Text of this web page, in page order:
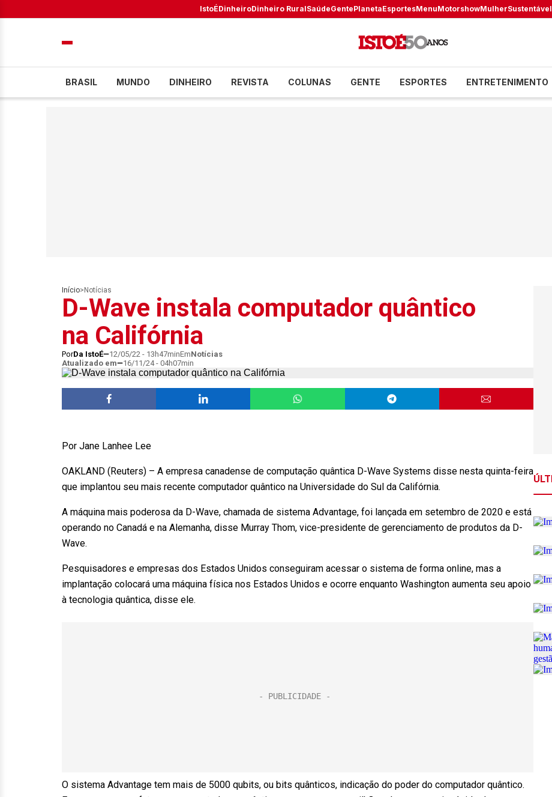
IstoÉDinheiroDinheiro RuralSaúdeGentePlanetaEsportesMenuMotorshowMulherSustentável
BRASIL MUNDO DINHEIRO REVISTA COLUNAS GENTE ESPORTES ENTRETENIMENTO
Início> Notícias
D-Wave instala computador quântico
na Califórnia
PorDa IstoÉ 12/05/22 - 13h47minEmNotícias
Atualizado em
16/11/24 - 04h07min
Por Jane Lanhee Lee
OAKLAND (Reuters) – A empresa canadense de computação quântica D-Wave Systems disse nesta quinta-feira
que implantou seu mais recente computador quântico na Universidade do Sul da Califórnia.
A máquina mais poderosa da D-Wave, chamada de sistema Advantage, foi lançada em setembro de 2020 e está
operando no Canadá e na Alemanha, disse Murray Thom, vice-presidente de gerenciamento de produtos da D-
Wave.
Pesquisadores e empresas dos Estados Unidos conseguiram acessar o sistema de forma online, mas a
implantação colocará uma máquina física nos Estados Unidos e ocorre enquanto Washington aumenta seu apoio
à tecnologia quântica, disse ele.
O sistema Advantage tem mais de 5000 qubits, ou bits quânticos, indicação do poder do computador quântico.